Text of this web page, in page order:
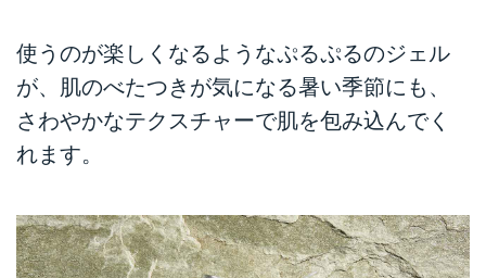
使うのが楽しくなるようなぷるぷるのジェル
が、肌のべたつきが気になる暑い季節にも、
さわやかなテクスチャーで肌を包み込んでく
れます。